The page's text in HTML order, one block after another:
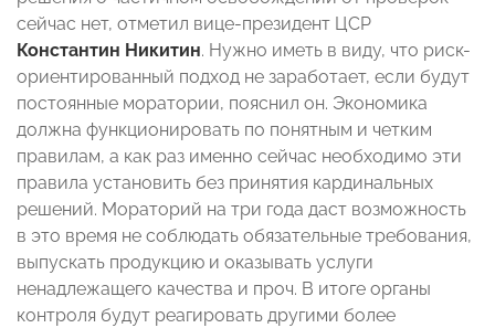
сейчас нет, отметил вице-президент ЦСР
Константин Никитин. Нужно иметь в виду, что риск-
ориентированный подход не заработает, если будут
постоянные моратории, пояснил он. Экономика
должна функционировать по понятным и четким
правилам, а как раз именно сейчас необходимо эти
правила установить без принятия кардинальных
решений. Мораторий на три года даст возможность
в это время не соблюдать обязательные требования,
выпускать продукцию и оказывать услуги
ненадлежащего качества и проч. В итоге органы
контроля будут реагировать другими более